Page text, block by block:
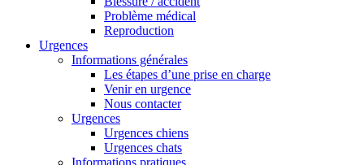
Problème médical
Reproduction
Urgences
Informations générales
Les étapes d’une prise en charge
Venir en urgence
Nous contacter
Urgences
Urgences chiens
Urgences chats
Informations pratiques